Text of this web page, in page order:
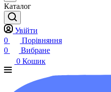
Каталог
Увійти
0
Порівняння
0
Вибране
0 Кошик